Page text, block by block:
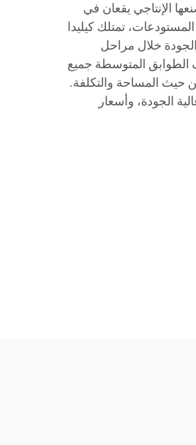
2004، ومقرها ومصنعها الإنتاجي يقعان في
تمتلك كيليدا
خلال مراحل
الطوابق المتوسطة جميع
حيث المساحة والتكلفة.
الجودة، وأسعار